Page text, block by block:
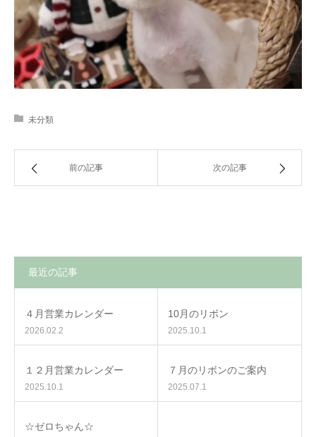
未分類
前の記事 次の記事
最近の記事
４月営業カレンダー
2026.02.2
10月のリボン
2025.10.1
１２月営業カレンダー
2025.10.1
７月のリボンのご案内
2025.07.1
☆ゼロちゃん☆